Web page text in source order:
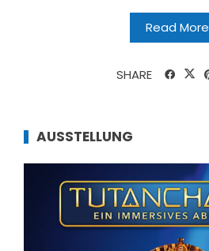
Read More
SHARE
AUSSTELLUNG